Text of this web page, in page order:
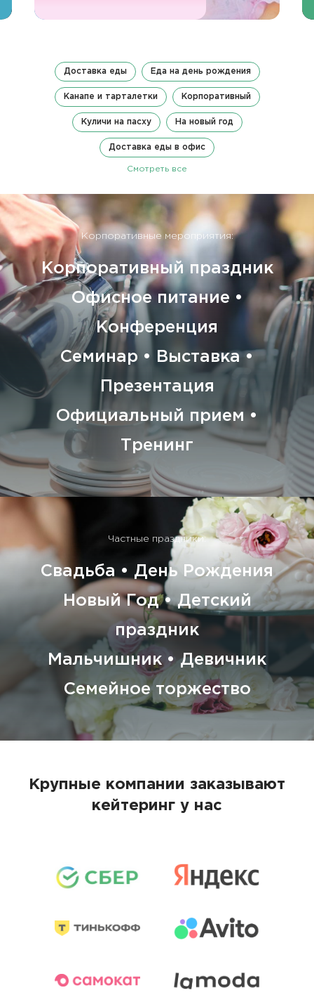
Доставка еды Еда на день рождения
Канапе и тарталетки Корпоративный
Куличи на пасху На новый год
Доставка еды в офис
Смотреть все
Корпоративные мероприятия:
Корпоративный праздник
Офисное питание •
Конференция
Семинар • Выставка •
Презентация
Официальный прием •
Тренинг
Частные праздники:
Свадьба • День Рождения
Новый Год • Детский
праздник
Мальчишник • Девичник
Семейное торжество
Крупные компании заказывают
кейтеринг у нас